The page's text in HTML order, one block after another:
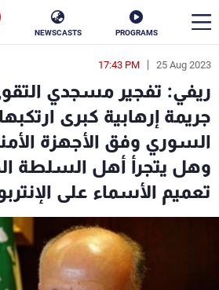
PROGRAMS
NEWSCASTS
25 Aug 2023
17:43 PM
ريفي: تفجير مسجدي
جريمة إرهابية كبرى
السوري وفق الأجهزة
وهل يتجرأ أهل السلطة
تعميم الأسماء على
en
الأخبار
سياسة ناس
إقتصاد
منوعات رياضة
كأس العالم